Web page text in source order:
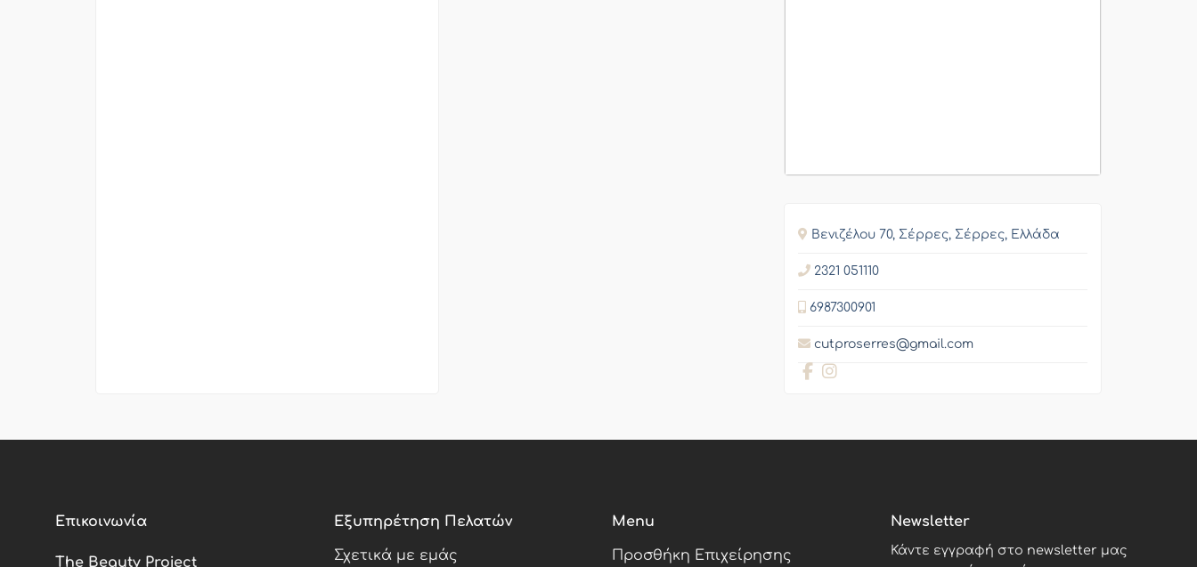
Βενιζέλου 70, Σέρρες, Σέρρες, Ελλάδα
2321 051110
6987300901
cutproserres@gmail.com
Επικοινωνία
The Beauty Project
Εξυπηρέτηση Πελατών
Σχετικά με εμάς
Menu
Προσθήκη Επιχείρησης
Newsletter
Κάντε εγγραφή στο newsletter μας